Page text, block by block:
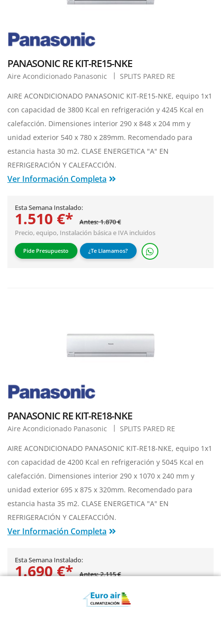
PANASONIC RE KIT-RE15-NKE
Aire Acondicionado Panasonic SPLITS PARED RE
AIRE ACONDICIONADO PANASONIC KIT-RE15-NKE, equipo 1x1
con capacidad de 3800 Kcal en refrigeración y 4245 Kcal en
calefacción. Dimensiones interior 290 x 848 x 204 mm y
unidad exterior 540 x 780 x 289mm. Recomendado para
estancia hasta 30 m2. CLASE ENERGETICA "A" EN
REFRIGERACIÓN Y CALEFACCIÓN.
Ver Información Completa
Esta Semana Instalado:
1.510 €*
Antes: 1.870 €
Precio, equipo, Instalación básicae IVA incluidos
Pide Presupuesto ¿Te Llamamos?
PANASONIC RE KIT-RE18-NKE
Aire Acondicionado Panasonic SPLITS PARED RE
AIRE ACONDICIONADO PANASONIC KIT-RE18-NKE, equipo 1x1
con capacidad de 4200 Kcal en refrigeración y 5045 Kcal en
calefacción. Dimensiones interior 290 x 1070 x 240 mm y
unidad exterior 695 x 875 x 320mm. Recomendado para
estancia hasta 35 m2. CLASE ENERGETICA "A" EN
REFRIGERACIÓN Y CALEFACCIÓN.
Ver Información Completa
Esta Semana Instalado:
1.690 €*
Antes: 2.115 €
¿Te Llamamos?